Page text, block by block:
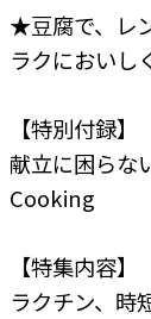
★豆腐で、レ
ラクにおい
【特別付録】
献立に困らな
Cooking
【特集内容】
ラクチン、時